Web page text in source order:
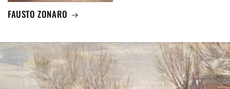
FAUSTO ZONARO